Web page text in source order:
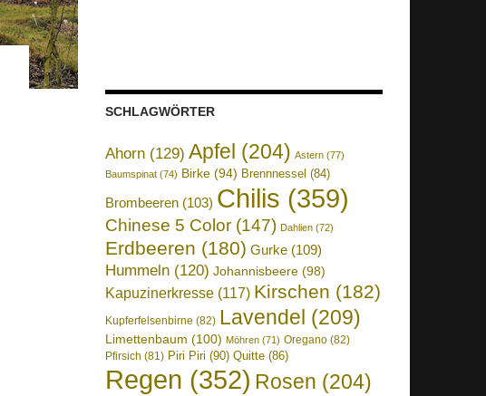
SCHLAGWÖRTER
Ahorn (129) Apfel (204) Astern (77)
Baumspinat (74) Birke (94) Brennnessel (84)
Brombeeren (103) Chilis (359)
Chinese 5 Color (147) Dahlien (72)
Erdbeeren (180) Gurke (109)
Hummeln (120) Johannisbeere (98)
Kapuzinerkresse (117) Kirschen (182)
Kupferfelsenbirne (82) Lavendel (209)
Limettenbaum (100) Möhren (71) Oregano (82)
Pfirsich (81) Piri Piri (90) Quitte (86)
Regen (352) Rosen (204)